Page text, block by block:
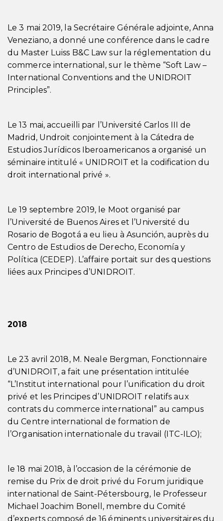
Le 3 mai 2019, la Secrétaire Générale adjointe, Anna
Veneziano, a donné une conférence dans le cadre
du Master Luiss B&C Law sur la réglementation du
commerce international, sur le thème “Soft Law –
International Conventions and the UNIDROIT
Principles”.
Le 13 mai, accueilli par l’Université Carlos III de
Madrid, Undroit conjointement à la Cátedra de
Estudios Jurídicos Iberoamericanos a organisé un
séminaire intitulé « UNIDROIT et la codification du
droit international privé ».
Le 19 septembre 2019, le Moot organisé par
l’Université de Buenos Aires et l’Université du
Rosario de Bogotá a eu lieu à Asunción, auprès du
Centro de Estudios de Derecho, Economía y
Política (CEDEP). L’affaire portait sur des questions
liées aux Principes d’UNIDROIT.
2018
Le 23 avril 2018, M. Neale Bergman, Fonctionnaire
d’UNIDROIT, a fait une présentation intitulée
“L’Institut international pour l’unification du droit
privé et les Principes d’UNIDROIT relatifs aux
contrats du commerce international” au campus
du Centre international de formation de
l’Organisation internationale du travail (ITC-ILO);
le 18 mai 2018, à l’occasion de la cérémonie de
remise du Prix de droit privé du Forum juridique
international de Saint-Pétersbourg, le Professeur
Michael Joachim Bonell, membre du Comité
d’experts composé de 16 éminents universitaires du